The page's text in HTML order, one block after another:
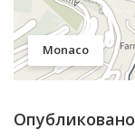
Monaco
Опубликовано